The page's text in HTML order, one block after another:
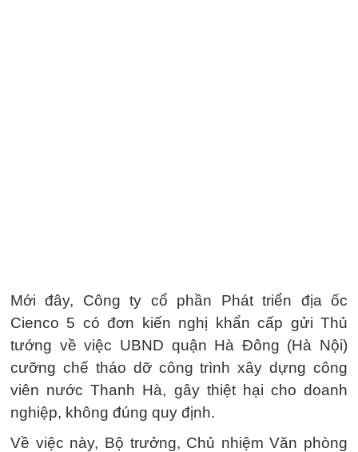
Mới đây, Công ty cổ phần Phát triển địa ốc
Cienco 5 có đơn kiến nghị khẩn cấp gửi Thủ
tướng về việc UBND quận Hà Đông (Hà Nội)
cưỡng chế tháo dỡ công trình xây dựng công
viên nước Thanh Hà, gây thiệt hại cho doanh
nghiệp, không đúng quy định.
Về việc này, Bộ trưởng, Chủ nhiệm Văn phòng